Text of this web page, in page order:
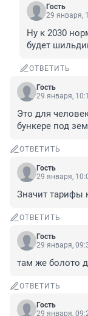
Гость
29 января,
Ну к 2030
будет
ОТВЕТИТЬ
Гость
29 января,
Это для
бункере под
ОТВЕТИТЬ
Гость
29 января,
Значит тарифы
ОТВЕТИТЬ
Гость
29 января,
там же болото
ОТВЕТИТЬ
Гость
29 января,